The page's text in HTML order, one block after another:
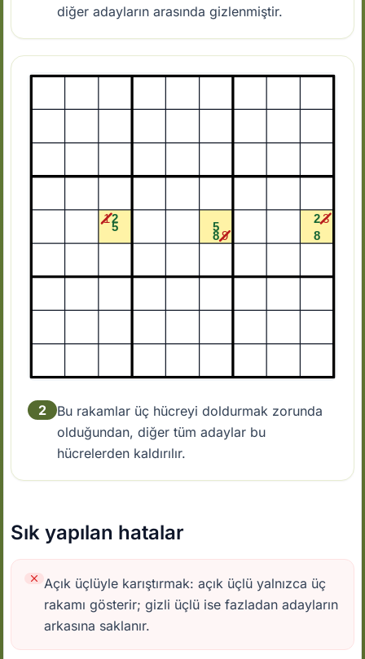
diğer adayların arasında gizlenmiştir.
2
Bu rakamlar üç hücreyi doldurmak zorunda
olduğundan, diğer tüm adaylar bu
hücrelerden kaldırılır.
Sık yapılan hatalar
Açık üçlüyle karıştırmak: açık üçlü yalnızca üç
rakamı gösterir; gizli üçlü ise fazladan adayların
arkasına saklanır.